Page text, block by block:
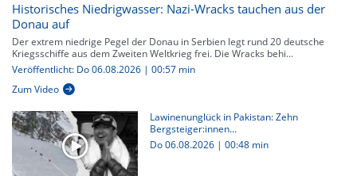
Historisches Niedrigwasser: Nazi-Wracks tauchen aus der
Donau auf
Der extrem niedrige Pegel der Donau in Serbien legt rund 20 deutsche
Kriegsschiffe aus dem Zweiten Weltkrieg frei. Die Wracks behi...
Veröffentlicht: Do 06.08.2026 | 00:57 min
Zum Video
Lawinenunglück in Pakistan: Zehn
Bergsteiger:innen...
Do 06.08.2026 | 00:48 min